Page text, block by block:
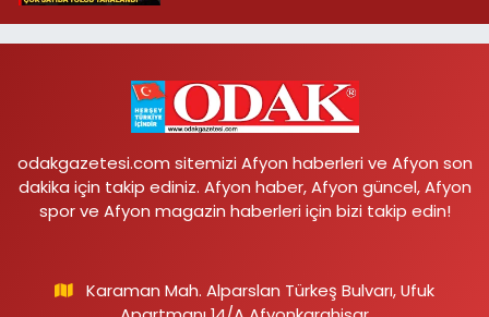
odakgazetesi.com sitemizi Afyon haberleri ve Afyon son
dakika için takip ediniz. Afyon haber, Afyon güncel, Afyon
spor ve Afyon magazin haberleri için bizi takip edin!
Karaman Mah. Alparslan Türkeş Bulvarı, Ufuk